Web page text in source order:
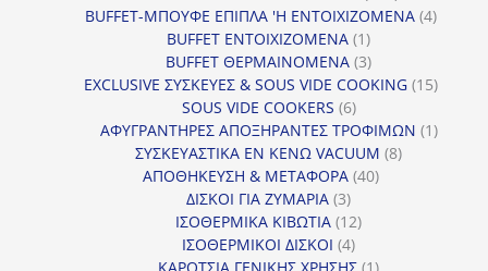
προϊόντα
BUFFET-ΜΠΟΥΦΕ ΕΠΙΠΛΑ 'Η ΕΝΤΟΙΧΙΖΟΜΕΝΑ 44
BUFFET ΕΝΤΟΙΧΙΖΟΜΕΝΑ 11
προϊόν
BUFFET ΘΕΡΜΑΙΝΟΜΕΝΑ 33
προϊόντα
EXCLUSIVE ΣΥΣΚΕΥΕΣ & SOUS VIDE COOKING 1515
SOUS VIDE COOKERS 66
προϊόντα
ΑΦΥΓΡΑΝΤΗΡΕΣ ΑΠΟΞΗΡΑΝΤΕΣ ΤΡΟΦΙΜΩΝ 11
ΣΥΣΚΕΥΑΣΤΙΚΑ ΕΝ ΚΕΝΩ VACUUM 88
ΑΠΟΘΗΚΕΥΣΗ & ΜΕΤΑΦΟΡΑ 4040
ΔΙΣΚΟΙ ΓΙΑ ΖΥΜΑΡΙΑ 33
προϊόντα
ΙΣΟΘΕΡΜΙΚΑ ΚΙΒΩΤΙΑ 1212
ΙΣΟΘΕΡΜΙΚΟΙ ΔΙΣΚΟΙ 44
προϊόντα
1